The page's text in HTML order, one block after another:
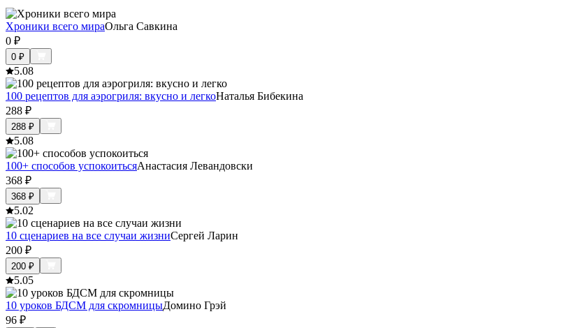
Хроники всего мираОльга Савкина
0 ₽
0 ₽
5.08
100 рецептов для аэрогриля: вкусно и легкоНаталья Бибекина
288 ₽
288 ₽
5.08
100+ способов успокоитьсяАнастасия Левандовски
368 ₽
368 ₽
5.02
10 сценариев на все случаи жизниСергей Ларин
200 ₽
200 ₽
5.05
10 уроков БДСМ для скромницыДомино Грэй
96 ₽